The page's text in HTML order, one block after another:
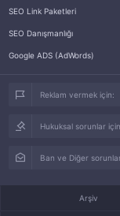
SEO Link Paketleri
SEO Danışmanlığı
Google ADS (AdWords)
Reklam vermek için:
Hukuksal sorunlar
Ban ve Diğer
Arşiv